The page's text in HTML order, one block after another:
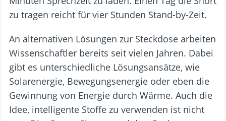
zu tragen reicht für vier Stunden Stand-by-Zeit.
An alternativen Lösungen zur Steckdose arbeiten
Wissenschaftler bereits seit vielen Jahren. Dabei
gibt es unterschiedliche Lösungsansätze, wie
Solarenergie, Bewegungsenergie oder eben die
Gewinnung von Energie durch Wärme. Auch die
Idee, intelligente Stoffe zu verwenden ist nicht